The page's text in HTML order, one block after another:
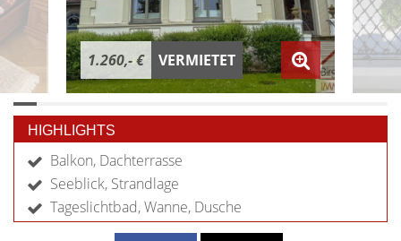
1.260,- € VERMIETET
HIGHLIGHTS
Balkon, Dachterrasse
Seeblick, Strandlage
Tageslichtbad, Wanne, Dusche